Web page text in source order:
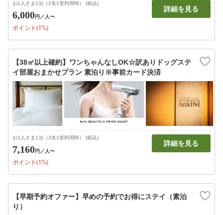
お1人さま1泊（2名1室利用時） (税込)
6,000円 ／人〜
ポイント(1%)
詳細を見る
【38㎡以上確約】ワンちゃんなしOK☆訳ありドッグステ
イ部屋おまかせプラン 素泊り※事前カード決済
お1人さま1泊（3名1室利用時） (税込)
7,160円 ／人〜
ポイント(1%)
詳細を見る
【早期予約オファー】早めの予約でお得にステイ（素泊
り）